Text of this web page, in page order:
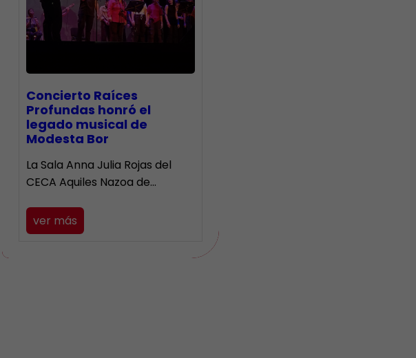
​Concierto Raíces
Profundas honró el
legado musical de
Modesta Bor
La Sala Anna Julia Rojas del
CECA Aquiles Nazoa de…
ver más